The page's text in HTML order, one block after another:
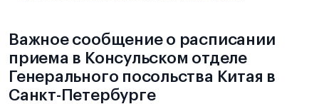
Важное сообщение о расписании
приема в Консульском отделе
Генерального посольства Китая в
Санкт-Петербурге